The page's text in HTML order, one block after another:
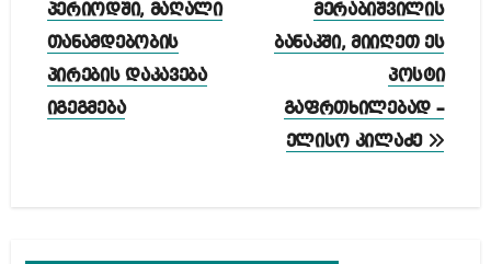
პერიოდში, მაღალი
თანამდებობის
პირების დაკავება
იგეგმება
მერაბიშვილის
ბანაკში, მიიღეთ ეს
პოსტი
გაფრთხილებად –
ელისო კილაძე